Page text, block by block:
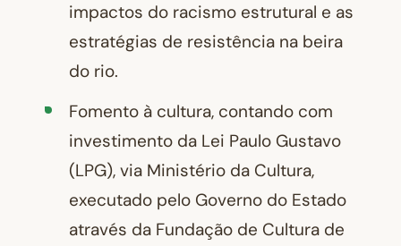
impactos do racismo estrutural e as
estratégias de resistência na beira
do rio.
Fomento à cultura, contando com
investimento da Lei Paulo Gustavo
(LPG), via Ministério da Cultura,
executado pelo Governo do Estado
através da Fundação de Cultura de